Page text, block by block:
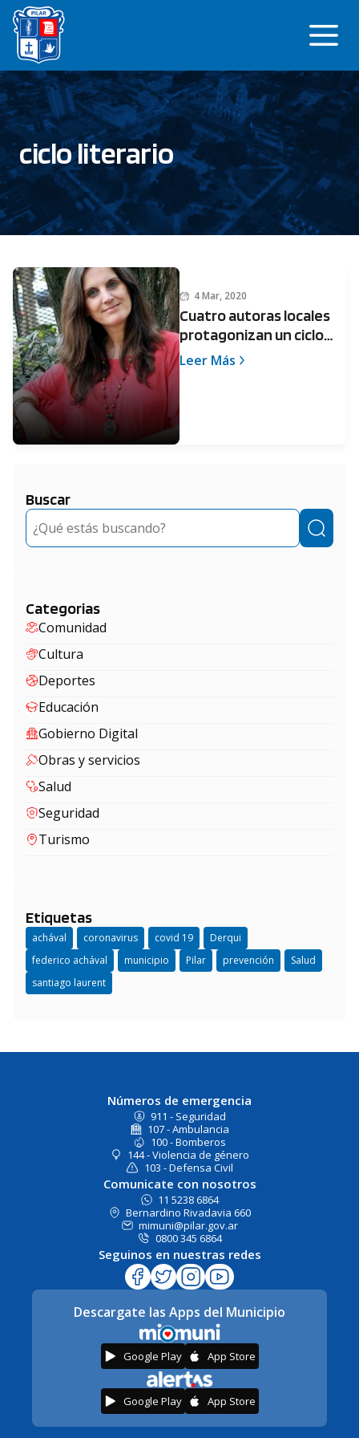
Saltar
contenido
ciclo literario
4 Mar, 2020
Cuatro autoras locales
protagonizan un ciclo
literario en homenaje a
Leer Más
Buscar
Buscar
Categorias
Comunidad
Cultura
Deportes
Educación
Gobierno Digital
Obras y servicios
Salud
Seguridad
Turismo
Etiquetas
achával coronavirus covid 19
Derqui
federico achával
municipio Pilar prevención
Salud
santiago laurent
Números de emergencia
911 - Seguridad
107 - Ambulancia
100 - Bomberos
144 - Violencia de género
103 - Defensa Civil
Comunicate con nosotros
11 5238 6864
Bernardino Rivadavia 660
mimuni@pilar.gov.ar
0800 345 6864
Seguinos en nuestras redes
Descargate las Apps del Municipio
Google Play App Store
Google Play App Store